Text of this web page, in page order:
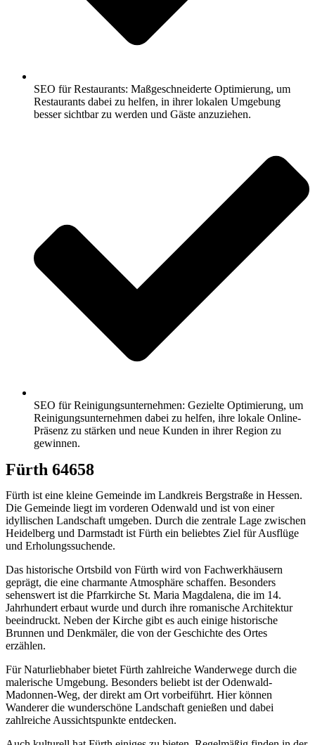
SEO für Restaurants: Maßgeschneiderte Optimierung, um
Restaurants dabei zu helfen, in ihrer lokalen Umgebung
besser sichtbar zu werden und Gäste anzuziehen.
SEO für Reinigungsunternehmen: Gezielte Optimierung, um
Reinigungsunternehmen dabei zu helfen, ihre lokale Online-
Präsenz zu stärken und neue Kunden in ihrer Region zu
gewinnen.
Fürth 64658
Fürth ist eine kleine Gemeinde im Landkreis Bergstraße in Hessen.
Die Gemeinde liegt im vorderen Odenwald und ist von einer
idyllischen Landschaft umgeben. Durch die zentrale Lage zwischen
Heidelberg und Darmstadt ist Fürth ein beliebtes Ziel für Ausflüge
und Erholungssuchende.
Das historische Ortsbild von Fürth wird von Fachwerkhäusern
geprägt, die eine charmante Atmosphäre schaffen. Besonders
sehenswert ist die Pfarrkirche St. Maria Magdalena, die im 14.
Jahrhundert erbaut wurde und durch ihre romanische Architektur
beeindruckt. Neben der Kirche gibt es auch einige historische
Brunnen und Denkmäler, die von der Geschichte des Ortes
erzählen.
Für Naturliebhaber bietet Fürth zahlreiche Wanderwege durch die
malerische Umgebung. Besonders beliebt ist der Odenwald-
Madonnen-Weg, der direkt am Ort vorbeiführt. Hier können
Wanderer die wunderschöne Landschaft genießen und dabei
zahlreiche Aussichtspunkte entdecken.